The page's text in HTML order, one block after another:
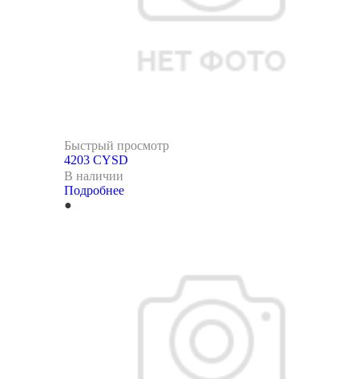
Быстрый просмотр
4203 CYSD
В наличии
Подробнее